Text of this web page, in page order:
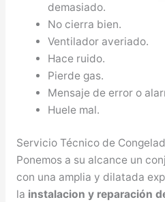
demasiado.
No cierra bien.
Ventilador averiado.
Hace ruido.
Pierde gas.
Mensaje de error o
Huele mal.
Servicio Técnico de
Ponemos a su alcance un
con una amplia y dilatada
la instalacion y reparación